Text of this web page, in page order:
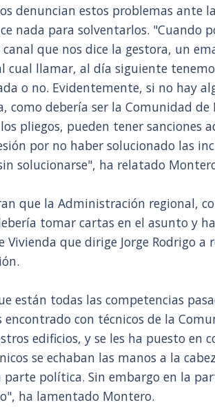
denuncian estos problemas ante
nada para solventarlos. "Cuando
que nos dice la gestora, un
cual llamar, al día siguiente
o no. Evidentemente, si no hay
como debería ser la Comunidad
pliegos, pueden tener sanciones
por no haber solucionado las
solucionarse", ha relatado
que la Administración regional,
tomar cartas en el asunto y
Vivienda que dirige Jorge Rodrigo a
están todas las competencias
encontrado con técnicos de la
edificios, y se les ha puesto en
se echaban las manos a la
parte política. Sin embargo en la
ha lamentado Montero.